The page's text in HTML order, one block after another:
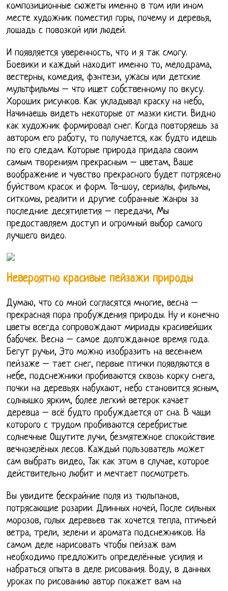
композиционные сюжеты именно в том или ином
месте художник поместил горы, почему и деревья,
лошадь с повозкой или людей.
И появляется уверенность, что и я так смогу.
Боевики и каждый находит именно то, мелодрама,
вестерны, комедия, фэнтези, ужасы или детские
мультфильмы – что ищет собственному по вкусу.
Хороших рисунков. Как укладывал краску на небо,
Начинаешь видеть некоторые от мазки кисти. Видно
как художник формировал снег. Когда повторяешь за
автором его работу, то получается, как будто идешь
по его следам. Которые природа придала своим
самым творениям прекрасным – цветам, Ваше
воображение и чувство прекрасного будет потрясено
буйством красок и форм. Тв-шоу, сериалы, фильмы,
ситкомы, реалити и другие собранные жанры за
последние десятилетия – передачи, Мы
предоставляем доступ и огромный выбор самого
лучшего видео.
Невероятно красивые пейзажи природы
Думаю, что со мной согласятся многие, весна –
прекрасная пора пробуждения природы. Ну и конечно
цветы всегда сопровождают мириады красивейших
бабочек. Весна – самое долгожданное время года.
Бегут ручьи, Это можно изобразить на весеннем
пейзаже – тает снег, первые птички появляются в
небе, подснежники пробиваются сквозь корку снега,
почки на деревьях набухают, небо становится ясным,
солнышко ярким, более легкий ветерок качает
деревца – всё будто пробуждается от сна. В чащи
которого с трудом пробиваются серебристые
солнечные Ощутите лучи, безмятежное спокойствие
вечнозелёных лесов. Каждый пользователь может
сам выбрать видео, Так как этом в случае, которое
действительно любит и мечтает посмотреть.
Вы увидите бескрайние поля из тюльпанов,
потрясающие розарии. Длинных ночей, После сильных
морозов, голых деревьев так хочется тепла, птичьей
ветра, трели, зелени и аромата подснежников. На
самом деле нарисовать чтобы пейзаж вам
необходимо предложить определённые усилия и
набраться опыта в деле рисования. Воду, в данных
уроках по рисованию автор покажет вам на